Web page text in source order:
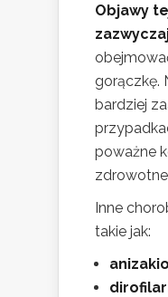
Objawy
gorączkę.
bardziej
poważne
Inne
takie jak: